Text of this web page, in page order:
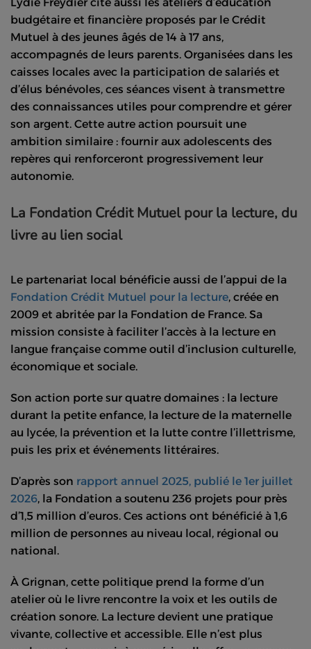
budgétaire et financière proposés par le Crédit
Mutuel à des jeunes âgés de 14 à 17 ans,
accompagnés de leurs parents. Organisées dans les
caisses locales avec la participation de salariés et
d’élus bénévoles, ces séances visent à transmettre
des connaissances utiles pour comprendre et gérer
son argent. Cette autre action poursuit une
ambition similaire : fournir aux adolescents des
repères qui renforceront progressivement leur
autonomie.
La Fondation Crédit Mutuel pour la lecture, du
livre au lien social
Le partenariat local bénéficie aussi de l’appui de la
Fondation Crédit Mutuel pour la lecture, créée en
2009 et abritée par la Fondation de France. Sa
mission consiste à faciliter l’accès à la lecture en
langue française comme outil d’inclusion culturelle,
économique et sociale.
Son action porte sur quatre domaines : la lecture
durant la petite enfance, la lecture de la maternelle
au lycée, la prévention et la lutte contre l’illettrisme,
puis les prix et événements littéraires.
D’après son rapport annuel 2025, publié le 1er juillet
2026, la Fondation a soutenu 236 projets pour près
d’1,5 million d’euros. Ces actions ont bénéficié à 1,6
million de personnes au niveau local, régional ou
national.
À Grignan, cette politique prend la forme d’un
atelier où le livre rencontre la voix et les outils de
création sonore. La lecture devient une pratique
vivante, collective et accessible. Elle n’est plus